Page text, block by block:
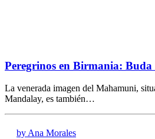
Peregrinos en Birmania:
La venerada imagen del Mahamuni,
Mandalay, es también…
by Ana Morales